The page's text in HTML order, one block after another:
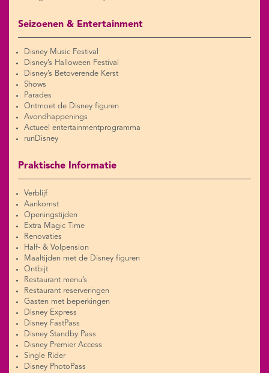
Seizoenen & Entertainment
Disney Music Festival
Disney’s Halloween Festival
Disney’s Betoverende Kerst
Shows
Parades
Ontmoet de Disney figuren
Avondhappenings
Actueel entertainmentprogramma
runDisney
Praktische Informatie
Verblijf
Aankomst
Openingstijden
Extra Magic Time
Renovaties
Half- & Volpension
Maaltijden met de Disney figuren
Ontbijt
Restaurant menu’s
Restaurant reserveringen
Gasten met beperkingen
Disney Express
Disney FastPass
Disney Standby Pass
Disney Premier Access
Single Rider
Disney PhotoPass